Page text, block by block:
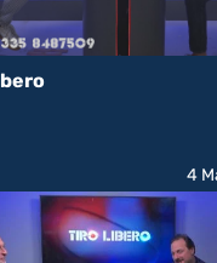
4